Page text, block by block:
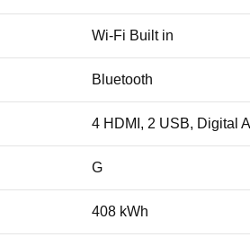
Wi-Fi Built in
Bluetooth
4 HDMI, 2 USB, Digital
G
408 kWh